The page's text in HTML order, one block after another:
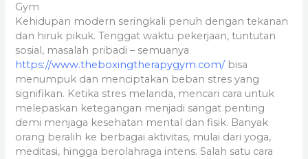
Gym
Kehidupan modern seringkali penuh dengan tekanan
dan hiruk pikuk. Tenggat waktu pekerjaan, tuntutan
sosial, masalah pribadi – semuanya
https://www.theboxingtherapygym.com/bisa
menumpuk dan menciptakan beban stres yang
signifikan. Ketika stres melanda, mencari cara untuk
melepaskan ketegangan menjadi sangat penting
demi menjaga kesehatan mental dan fisik. Banyak
orang beralih ke berbagai aktivitas, mulai dari yoga,
meditasi, hingga berolahraga intens. Salah satu cara